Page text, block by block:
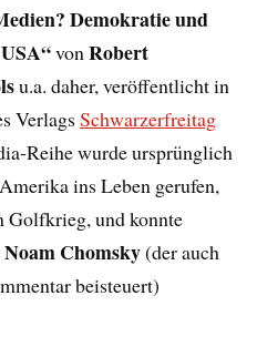
Demokratie und
vonRobert
u.a. daher, veröffentlicht in
VerlagsSchwarzerfreitag
Reihe wurde ursprünglich
ins Leben gerufen,
Golfkrieg, und konnte
Noam Chomsky(der auch
beisteuert)